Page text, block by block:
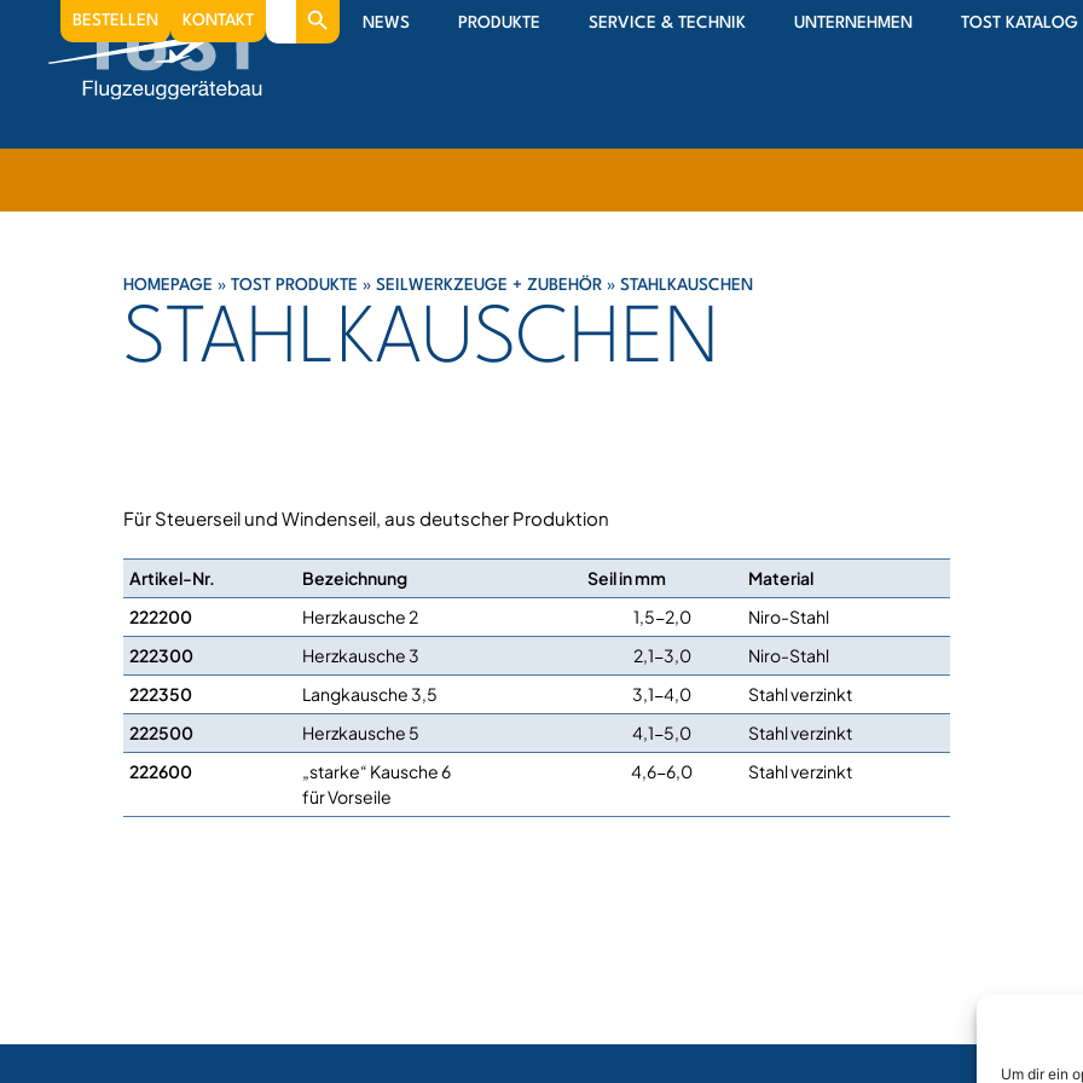
Um dir ein
NEWS PRODUKTE SERVICE & TECHNIK UNTERNEHMEN TOST KATALOG
BESTELLEN KONTAKT
Search
for:
HOMEPAGE » TOST PRODUKTE » SEILWERKZEUGE + ZUBEHÖR » STAHLKAUSCHEN
STAHLKAUSCHEN
Für Steuerseil und Windenseil, aus deutscher Produktion
Artikel-Nr. Bezeichnung Seil in mm
Material
222200
Herzkausche 2 1,5-2,0
Niro-Stahl
222300
Herzkausche 3 2,1-3,0
Niro-Stahl
222350
Langkausche 3,5 3,1-4,0
Stahl verzinkt
222500
Herzkausche 5 4,1-5,0
Stahl verzinkt
222600
„starke“ Kausche 6
für Vorseile
4,6-6,0 Stahl verzinkt